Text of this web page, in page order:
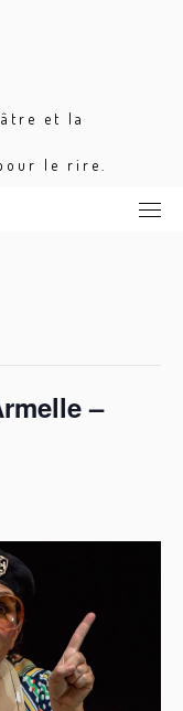
et la
le rire.
–